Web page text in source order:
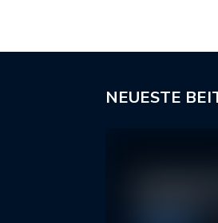
NEUESTE